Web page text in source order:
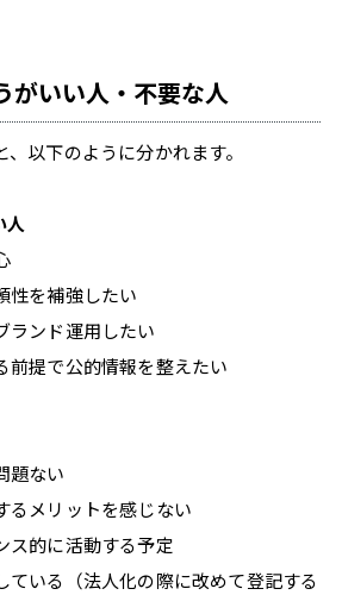
がいい人・不要な人
以下のように分かれます。
人
性を補強したい
ランド運用したい
前提で公的情報を整えたい
題ない
るメリットを感じない
ス的に活動する予定
ている（法人化の際に改めて登記する